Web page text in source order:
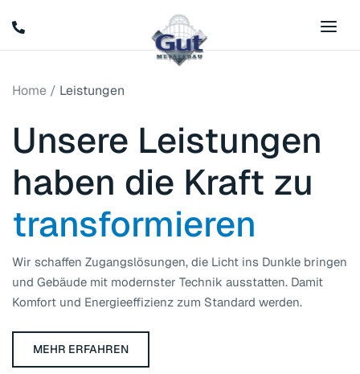
Home / Leistungen
Unsere Leistungen
haben die Kraft zu
transformieren
Wir schaffen Zugangslösungen, die Licht ins Dunkle bringen
und Gebäude mit modernster Technik ausstatten. Damit
Komfort und Energieeffizienz zum Standard werden.
MEHR ERFAHREN